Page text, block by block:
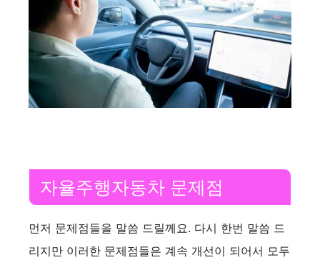
자율주행자동차 문제점
먼저 문제점들을 말씀 드릴께요. 다시 한번 말씀 드
리지만 이러한 문제점들은 계속 개선이 되어서 모두